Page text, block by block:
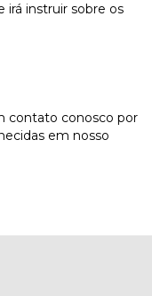
irá instruir sobre os
contato conosco por
em nosso